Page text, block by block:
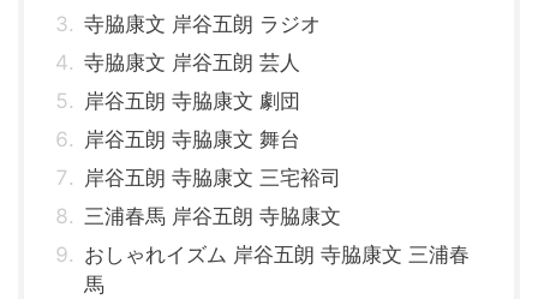
寺脇康文 岸谷五朗 ラジオ
寺脇康文 岸谷五朗 芸人
岸谷五朗 寺脇康文 劇団
岸谷五朗 寺脇康文 舞台
岸谷五朗 寺脇康文 三宅裕司
三浦春馬 岸谷五朗 寺脇康文
おしゃれイズム 岸谷五朗 寺脇康文 三浦春
馬